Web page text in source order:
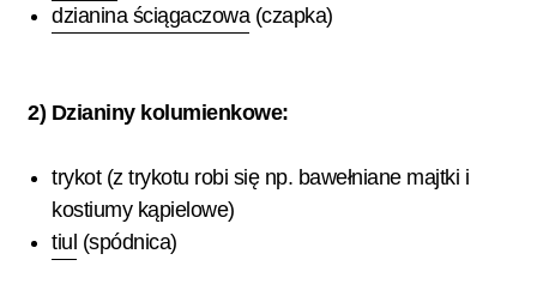
dzianina ściągaczowa(czapka)
2) Dzianiny kolumienkowe:
trykot (z trykotu robi się np. bawełniane majtki i
kostiumy kąpielowe)
tiul (spódnica)